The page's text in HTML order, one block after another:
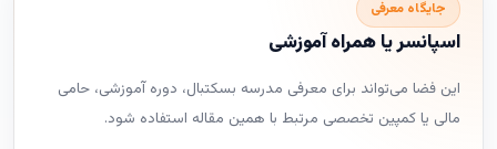
جایگاه معرفی
اسپانسر یا همراه آموزشی
این فضا می‌تواند برای معرفی مدرسه بسکتبال، دوره آموزشی، حامی
مالی یا کمپین تخصصی مرتبط با همین مقاله استفاده شود.